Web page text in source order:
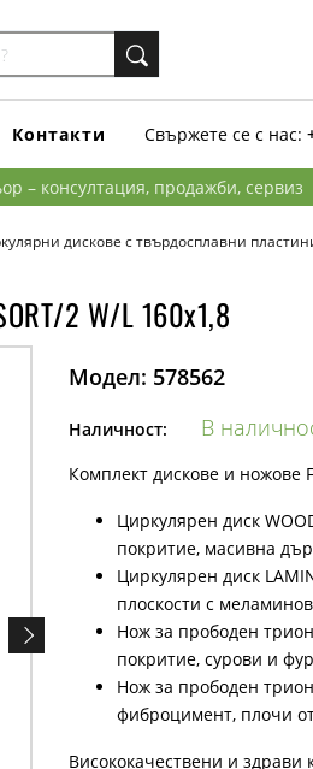
Контакти Свържете се с нас:
– консултация, продажби, сервиз
дискове с твърдосплавни
2 W/L 160x1,8
Модел: 578562
Наличност: В
Комплект дискове и ножове
Циркулярен диск
покритие, масивна
Циркулярен диск
плоскости с
Нож за прободен
покритие, сурови и
Нож за прободен
фиброцимент, плочи
Висококачествени и